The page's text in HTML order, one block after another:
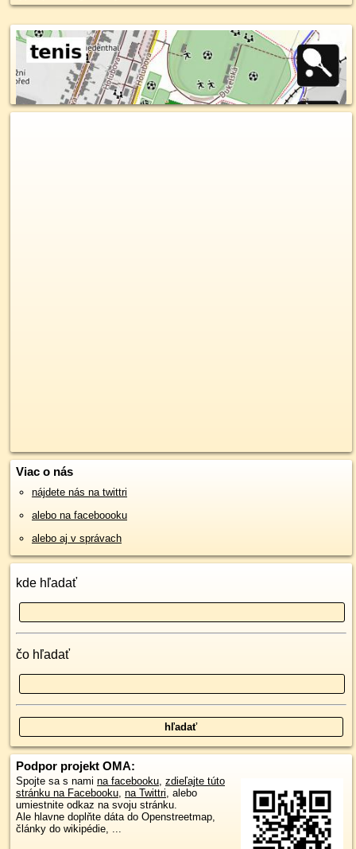
Viac o nás
nájdete nás na twittri
alebo na faceboooku
alebo aj v správach
kde hľadať
čo hľadať
Podpor projekt OMA:
Spojte sa s nami na facebooku, zdieľajte túto
stránku na Facebooku, na Twittri, alebo
umiestnite odkaz na svoju stránku.
Ale hlavne doplňte dáta do Openstreetmap,
články do wikipédie, ...